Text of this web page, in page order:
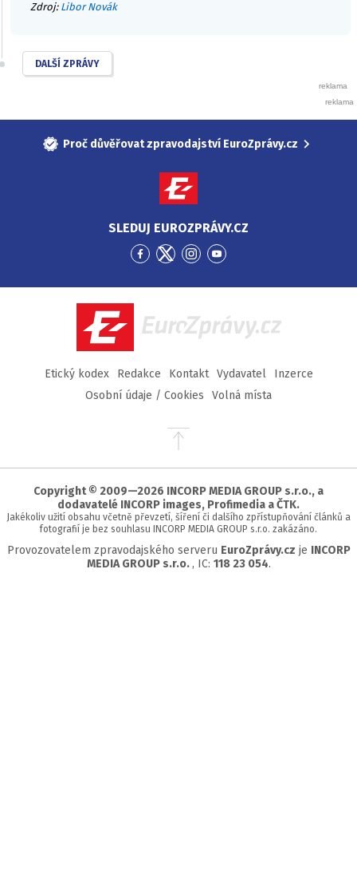
Zdroj: Libor Novák
DALŠÍ ZPRÁVY
Proč důvěřovat zpravodajství EuroZprávy.cz
SLEDUJ EUROZPRÁVY.CZ
Přejít
Facebook
Přejít
Twitter
Přejít
Instagram
Přejít
YouTube
EuroZprávy.cz
Etický kodex Redakce Kontakt Vydavatel
Inzerce
Osobní údaje / Cookies
Volná místa
Přejít
stránky
Copyright © 2009—2026 INCORP MEDIA GROUP s.r.o., a
dodavatelé INCORP images, Profimedia a ČTK.
Jakékoliv užití obsahu včetně převzetí, šíření či dalšího zpřístupňování článků a
fotografií je bez souhlasu INCORP MEDIA GROUP s.r.o. zakázáno.
Provozovatelem zpravodajského serveru EuroZprávy.cz je INCORP
MEDIA GROUP s.r.o. , IC: 118 23 054.